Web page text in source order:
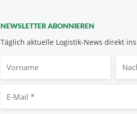
NEWSLETTER ABONNIEREN
Täglich aktuelle Logistik-News direkt
Mail